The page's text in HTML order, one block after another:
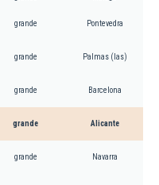
grande Pontevedra
grande Palmas (las)
grande Barcelona
grande Alicante
grande Navarra